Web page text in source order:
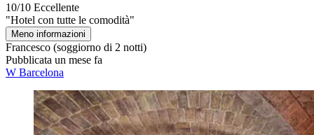
10/10 Eccellente
"Hotel con tutte le comodità"
Meno informazioni
Francesco (soggiorno di 2 notti)
Pubblicata un mese fa
W Barcelona